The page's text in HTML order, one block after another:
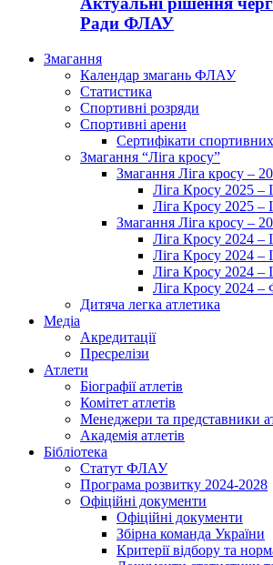
Ради ФЛАУ
Змагання
Календар змагань ФЛАУ
Статистика
Спортивні розряди
Спортивні арени
Сертифікати спортивних
Змагання “Ліга кросу”
Змагання Ліга кросу –
Ліга Кросу 2025 –
Ліга Кросу 2025 –
Змагання Ліга кросу –
Ліга Кросу 2024 –
Ліга Кросу 2024 –
Ліга Кросу 2024 –
Ліга Кросу 2024 –
Дитяча легка атлетика
Медіа
Акредитації
Пресрелізи
Атлети
Біографії атлетів
Комітет атлетів
Менеджери та представники
Академія атлетів
Бібліотека
Статут ФЛАУ
Програма розвитку 2024-2028
Офіційні документи
Офіційні документи
Збірна команда України
Критерії відбору та